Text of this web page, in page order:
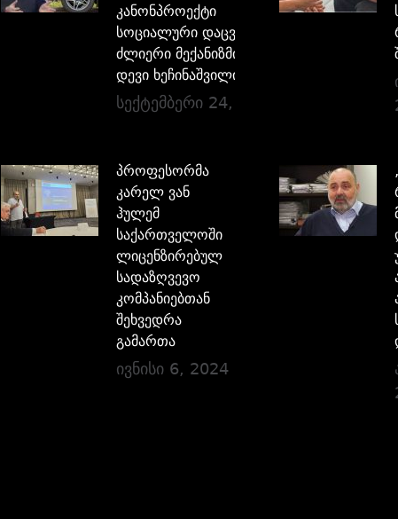
კანონპროექტი
სოციალური დაცვის
ძლიერი მექანიზმია –
დევი ხეჩინაშვილი
სექტემბერი 24, 2024
პროფესორმა
კარელ ვან
ჰულემ
საქართველოში
ლიცენზირებულ
სადაზღვევო
კომპანიებთან
შეხვედრა
გამართა
ივნისი 6, 2024